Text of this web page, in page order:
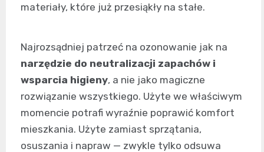
materiały, które już przesiąkły na stałe.
Najrozsądniej patrzeć na ozonowanie jak na
narzędzie do neutralizacji zapachów i
wsparcia higieny, a nie jako magiczne
rozwiązanie wszystkiego. Użyte we właściwym
momencie potrafi wyraźnie poprawić komfort
mieszkania. Użyte zamiast sprzątania,
osuszania i napraw — zwykle tylko odsuwa